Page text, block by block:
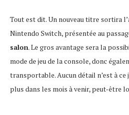
Tout est dit. Un nouveau titre sortira
Nintendo Switch, présentée au
salon. Le gros avantage sera la
mode de jeu de la console, donc
transportable. Aucun détail n’est à ce
plus dans les mois à venir, peut-être